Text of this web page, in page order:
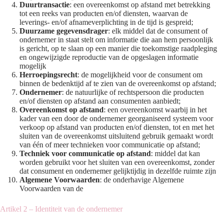
Duurtransactie: een overeenkomst op afstand met betrekking
tot een reeks van producten en/of diensten, waarvan de
leverings- en/of afnameverplichting in de tijd is gespreid;
Duurzame gegevensdrager: elk middel dat de consument of
ondernemer in staat stelt om informatie die aan hem persoonlijk
is gericht, op te slaan op een manier die toekomstige raadpleging
en ongewijzigde reproductie van de opgeslagen informatie
mogelijk
Herroepingsrecht: de mogelijkheid voor de consument om
binnen de bedenktijd af te zien van de overeenkomst op afstand;
Ondernemer: de natuurlijke of rechtspersoon die producten
en/of diensten op afstand aan consumenten aanbiedt;
Overeenkomst op afstand: een overeenkomst waarbij in het
kader van een door de ondernemer georganiseerd systeem voor
verkoop op afstand van producten en/of diensten, tot en met het
sluiten van de overeenkomst uitsluitend gebruik gemaakt wordt
van één of meer technieken voor communicatie op afstand;
Techniek voor communicatie op afstand: middel dat kan
worden gebruikt voor het sluiten van een overeenkomst, zonder
dat consument en ondernemer gelijktijdig in dezelfde ruimte zijn
Algemene Voorwaarden: de onderhavige Algemene
Voorwaarden van de
Artikel 2 – Identiteit van de ondernemer